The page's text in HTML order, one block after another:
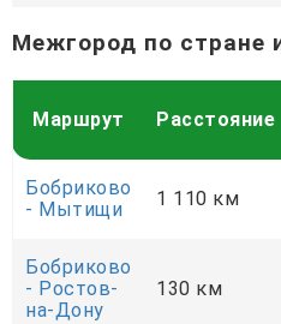
Межгород по стране
Маршрут Расстояние
Бобриково
- Мытищи
1 110 км
Бобриково
- Ростов-
на-Дону
130 км